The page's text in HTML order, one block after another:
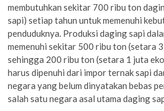
membutuhkan sekitar 700 ribu ton
sapi) setiap tahun untuk memenuhi
penduduknya. Produksi daging sapi
memenuhi sekitar 500 ribu ton (setara
sehingga 200 ribu ton (setara 1 juta
harus dipenuhi dari impor ternak sapi
negara yang belum dinyatakan bebas
salah satu negara asal utama daging